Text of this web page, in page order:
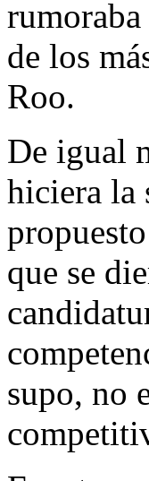
de los
Roo.
De igual
hiciera la
que se
supo, no